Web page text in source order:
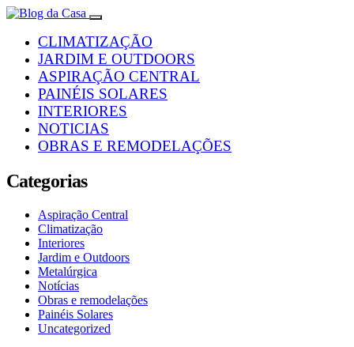
CLIMATIZAÇÃO
JARDIM E OUTDOORS
ASPIRAÇÃO CENTRAL
PAINÉIS SOLARES
INTERIORES
NOTICIAS
OBRAS E REMODELAÇÕES
Categorias
Aspiração Central
Climatização
Interiores
Jardim e Outdoors
Metalúrgica
Notícias
Obras e remodelações
Painéis Solares
Uncategorized